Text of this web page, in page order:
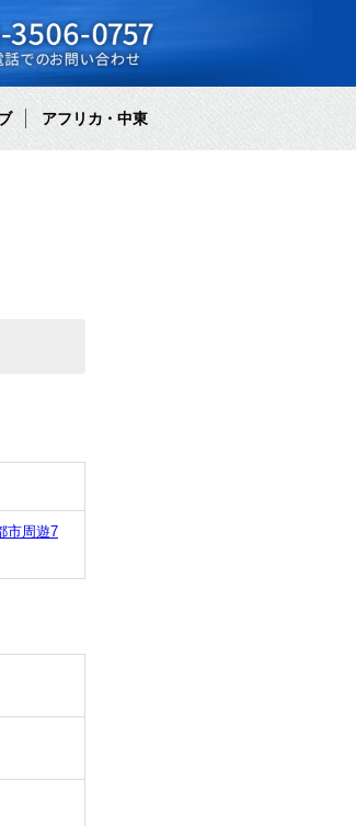
アフリカ・中東
市周遊7